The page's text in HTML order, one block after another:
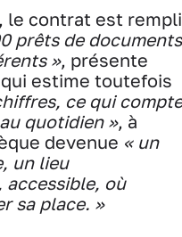
le contrat est
prêts de documents
», présente
estime toutefois
ce qui compte
quotidien », à
devenue « un
un lieu
où
sa place. »